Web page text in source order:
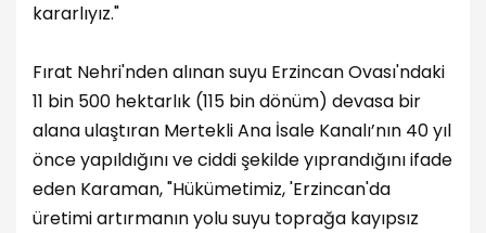
kararlıyız."
Fırat Nehri'nden alınan suyu Erzincan Ovası'ndaki
11 bin 500 hektarlık (115 bin dönüm) devasa bir
alana ulaştıran Mertekli Ana İsale Kanalı’nın 40 yıl
önce yapıldığını ve ciddi şekilde yıprandığını ifade
eden Karaman, "Hükümetimiz, 'Erzincan'da
üretimi artırmanın yolu suyu toprağa kayıpsız